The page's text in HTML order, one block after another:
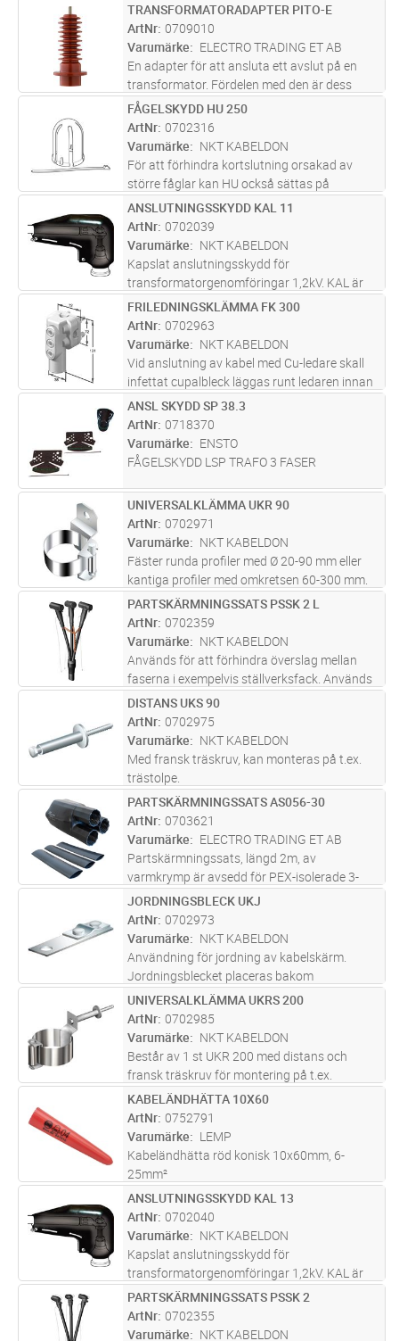
FP Lägg i kundvagn
TRANSFORMATORADAPTER PITO-E
ArtNr 0709010
Varumärke
ELECTRO TRADING ET AB
En adapter för att ansluta ett avslut på en
transformator. Fördelen med den är dess
korta längd. Vid användande av PITO-E är
avståndet mellan transformators lock och
toppen på adaptern endast 305 mm.
mer
ST Lägg i kundvagn
FÅGELSKYDD HU 250
ArtNr 0702316
Varumärke
NKT KABELDON
För att förhindra kortslutning orsakad av
större fåglar kan HU också sättas på
ventilavledarna. HU kan även kompletteras
med isolationsspiral HUS samt vingar HUF.
Vingarna vilken skyddar friledningen
ST Lägg i kundvagn
ANSLUTNINGSSKYDD KAL 11
ArtNr 0702039
Varumärke
NKT KABELDON
Kapslat anslutningsskydd för
transformatorgenomföringar 1,2kV. KAL är
tillverkad i UV-beständig latex och består av
ett inre gult och ett yttre svart skikt. Skikten
ger dubbel isolation samtidigt som
ST Lägg i kundvagn
FRILEDNINGSKLÄMMA FK 300
ArtNr 0702963
Varumärke
NKT KABELDON
Vid anslutning av kabel med Cu-ledare skall
infettat cupalbleck läggas runt ledaren innan
den monteras i klämman.
FP Lägg i kundvagn
ANSL SKYDD SP 38.3
ArtNr 0718370
Varumärke
ENSTO
FÅGELSKYDD LSP TRAFO 3 FASER
ST Lägg i kundvagn
UNIVERSALKLÄMMA UKR 90
ArtNr 0702971
Varumärke
NKT KABELDON
Fäster runda profiler med Ø 20-90 mm eller
kantiga profiler med omkretsen 60-300 mm.
Bandhållare av varmförzinkad stålplåt, band
med tjocklek 0,2 mm av omagnetiskt rostfritt
stål SS 2333-02 med runda...läs mer
ST Lägg i kundvagn
PARTSKÄRMNINGSSATS PSSK 2 L
ArtNr 0702359
Varumärke
NKT KABELDON
Används för att förhindra överslag mellan
faserna i exempelvis ställverksfack. Används
tillsammans med skärmad anslutning CSE-A,
isolerad anslutning KAP eller kabelavslutning
SOT. PSSK 2 L är en förl...läs mer
ST Lägg i kundvagn
DISTANS UKS 90
ArtNr 0702975
Varumärke
NKT KABELDON
Med fransk träskruv, kan monteras på t.ex.
trästolpe.
ST Lägg i kundvagn
PARTSKÄRMNINGSSATS AS056-30
ArtNr 0703621
Varumärke
ELECTRO TRADING ET AB
Partskärmningssats, längd 2m, av
varmkrymp är avsedd för PEX-isolerade 3-
ledarkablar med 3 jordledare samt flertrådiga
koppartrådar och för montering både inom
och utomhus. För 12-24 kV 95-300 mm²,
3 ...läs mer
ST Lägg i kundvagn
JORDNINGSBLECK UKJ
ArtNr 0702973
Varumärke
NKT KABELDON
Användning för jordning av kabelskärm.
Jordningsblecket placeras bakom
universalklämman.
ST Lägg i kundvagn
UNIVERSALKLÄMMA UKRS 200
ArtNr 0702985
Varumärke
NKT KABELDON
Består av 1 st UKR 200 med distans och
fransk träskruv för montering på t.ex.
trästolpe.
ST Lägg i kundvagn
KABELÄNDHÄTTA 10X60
ArtNr 0752791
Varumärke
LEMP
Kabeländhätta röd konisk 10x60mm, 6-
25mm²
ST Lägg i kundvagn
ANSLUTNINGSSKYDD KAL 13
ArtNr 0702040
Varumärke
NKT KABELDON
Kapslat anslutningsskydd för
transformatorgenomföringar 1,2kV. KAL är
tillverkad i UV-beständig latex och består av
ett inre gult och ett yttre svart skikt. Skikten
ger dubbel isolation samtidigt som
ST Lägg i kundvagn
PARTSKÄRMNINGSSATS PSSK 2
ArtNr 0702355
Varumärke
NKT KABELDON